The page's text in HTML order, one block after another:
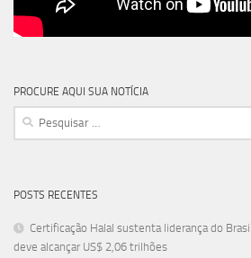
PROCURE AQUI SUA NOTÍCIA
Pesquisar
POSTS RECENTES
Certificação Halal sustenta liderança do
deve alcançar US$ 2,06 trilhões